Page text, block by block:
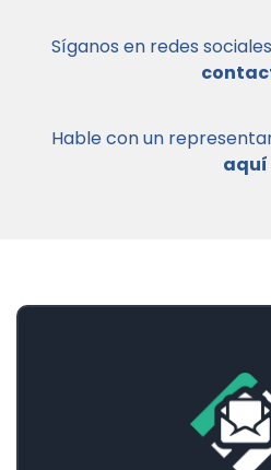
Síganos en redes
Hable con un
aquí